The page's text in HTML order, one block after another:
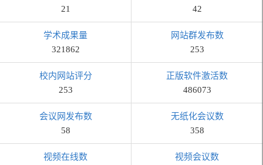
21
42
学术成果量
321862
网站群发布数
253
校内网站评分
253
正版软件激活数
486073
会议网发布数
58
无纸化会议数
358
视频在线数
视频会议数